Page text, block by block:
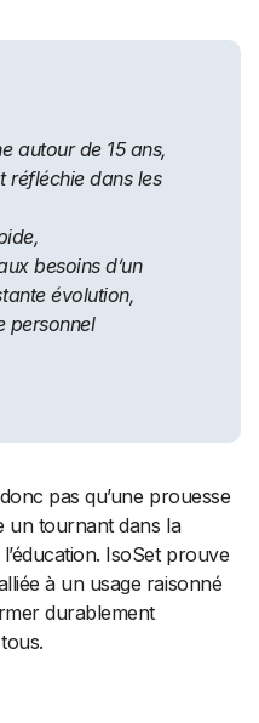
autour de 15 ans,
réfléchie dans les
besoins d’un
évolution,
personnel
pas qu’une prouesse
un tournant dans la
IsoSet prouve
à un usage raisonné
durablement